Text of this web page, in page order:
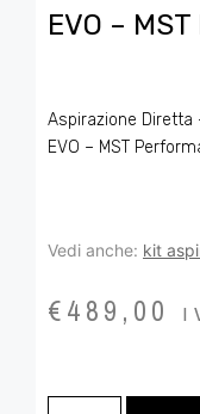
EVO – MST
Aspirazione Diretta
EVO – MST
Vedi anche: kit
€489,00